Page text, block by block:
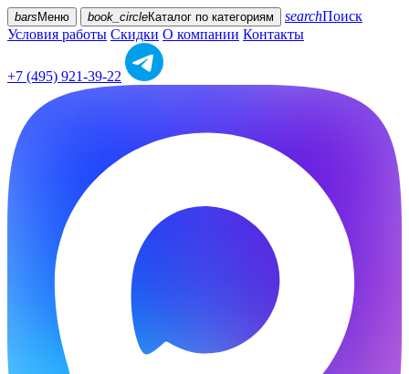
bars Меню book_circleКаталог по категориям searchПоиск
Условия работы Скидки О компании Контакты
+7 (495) 921-39-22